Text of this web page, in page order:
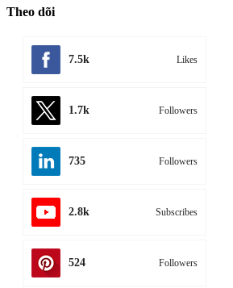
Theo dõi
7.5k Likes
1.7k Followers
735 Followers
2.8k Subscribes
524 Followers